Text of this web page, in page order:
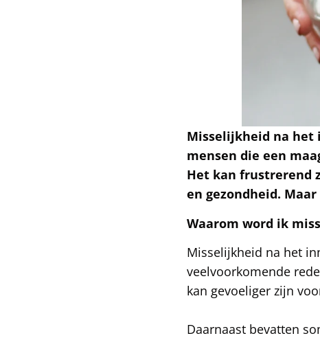
Misselijkheid na het
mensen die een
Het kan frustrerend
en gezondheid.
Waarom word ik
Misselijkheid na het
veelvoorkomende
kan gevoeliger zijn
Daarnaast bevatten